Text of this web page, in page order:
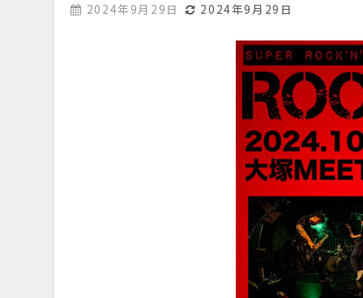
2024年9月29日 2024年9月29日